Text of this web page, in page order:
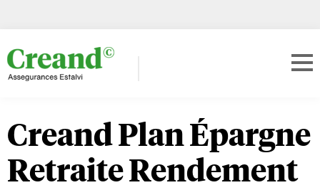
Creand Plan Épargne
Retraite Rendement